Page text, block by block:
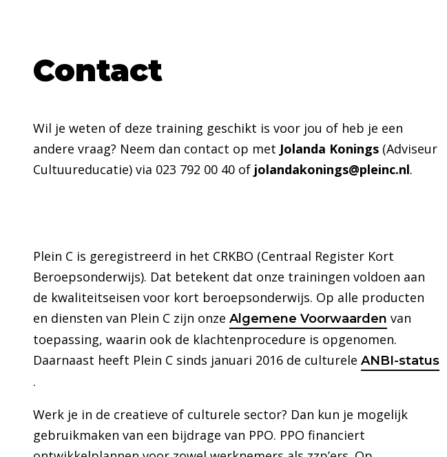
Contact
Wil je weten of deze training geschikt is voor jou of heb je een
andere vraag? Neem dan contact op met Jolanda Konings (Adviseur
Cultuureducatie) via 023 792 00 40 of jolandakonings@pleinc.nl.
Plein C is geregistreerd in het CRKBO (Centraal Register Kort
Beroepsonderwijs). Dat betekent dat onze trainingen voldoen aan
de kwaliteitseisen voor kort beroepsonderwijs. Op alle producten
en diensten van Plein C zijn onze Algemene Voorwaarden van
toepassing, waarin ook de klachtenprocedure is opgenomen.
Daarnaast heeft Plein C sinds januari 2016 de culturele ANBI-status
.
Werk je in de creatieve of culturele sector? Dan kun je mogelijk
gebruikmaken van een bijdrage van PPO. PPO financiert